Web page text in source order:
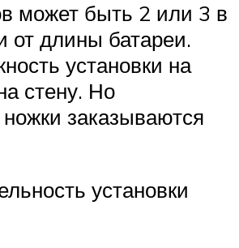
может быть 2 или 3 в
от длины батареи.
установки на
стену. Но
заказываются
установки